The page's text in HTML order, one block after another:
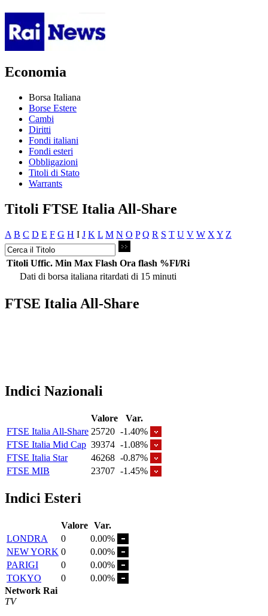
Economia
Borsa Italiana
Borse Estere
Cambi
Diritti
Fondi italiani
Fondi esteri
Obbligazioni
Titoli di Stato
Warrants
Titoli FTSE Italia All-Share
A B C D E F G H I J K L M N O P Q R S T U V W X Y Z
Titoli Uffic. Min Max Flash Ora flash %Fl/Ri
Dati di borsa italiana ritardati di 15 minuti
FTSE Italia All-Share
Indici Nazionali
Valore
Var.
FTSE Italia All-Share 25720 -1.40%
FTSE Italia Mid Cap 39374 -1.08%
FTSE Italia Star
46268 -0.87%
FTSE MIB
23707 -1.45%
Indici Esteri
Valore Var.
LONDRA
0
0.00%
NEW YORK 0
0.00%
PARIGI
0
0.00%
TOKYO
0
0.00%
Network Rai
TV